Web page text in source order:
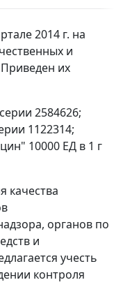
2014 г. на
и
их
2584626;
1122314;
10000 ЕД в 1 г
качества
органов по
и
учесть
контроля